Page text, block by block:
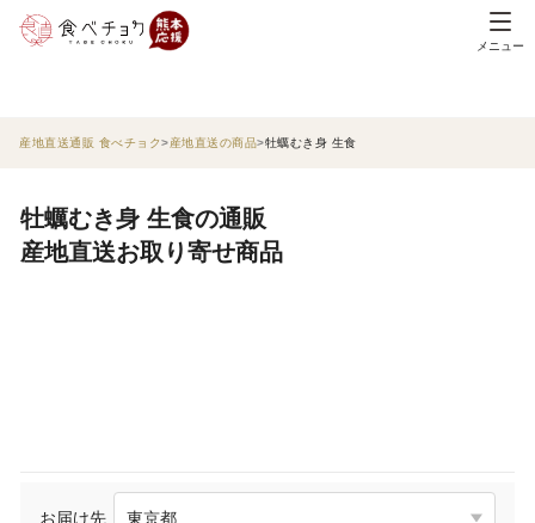
メニュー
産地直送通販 食べチョク 産地直送の商品 牡蠣むき身 生食
牡蠣むき身 生食の通販
産地直送お取り寄せ商品
お届け先